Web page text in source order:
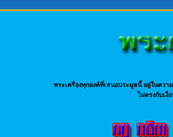
พระเครื่องทุกองค์ที่เสนอประมูลนี้ อยู่ในคว
ไม่ตรงกับเงื่